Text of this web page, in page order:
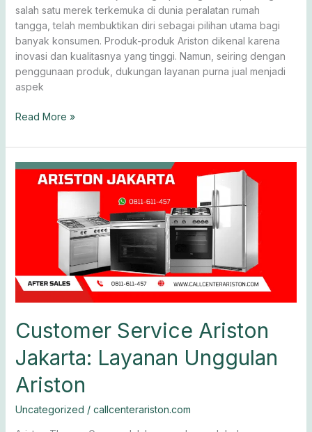
salah satu merek terkemuka di dunia peralatan rumah
tangga, telah membuktikan diri sebagai pilihan utama bagi
banyak konsumen. Produk-produk Ariston dikenal karena
inovasi dan kualitasnya yang tinggi. Namun, seiring dengan
penggunaan produk, dukungan layanan purna jual menjadi
aspek
Read More »
Customer Service Ariston
Jakarta: Layanan Unggulan
Ariston
Uncategorized / callcenterariston.com
Customer
Service